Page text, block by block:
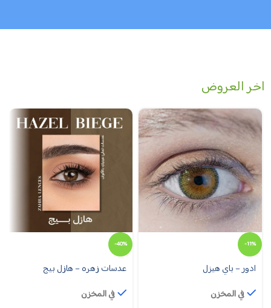
اخر العروض
-11%
ادور – باي هيزل
في المخزن
-40%
عدسات زهره – هازل بيج
في المخزن